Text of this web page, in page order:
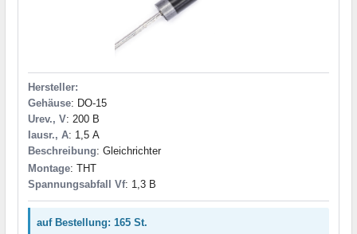
Hersteller:
Gehäuse: DO-15
Urev., V: 200 В
Iausr., A: 1,5 А
Beschreibung: Gleichrichter
Montage: THT
Spannungsabfall Vf: 1,3 В
auf Bestellung: 165 St.